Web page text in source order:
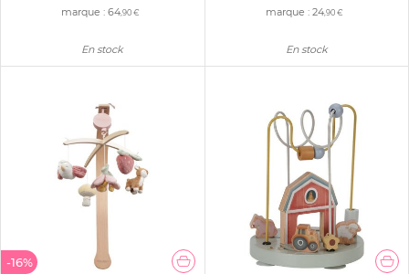
marque :64,90 €
En stock
marque :24,90 €
En stock
-16%